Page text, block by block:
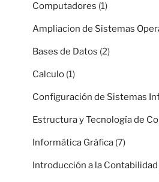
Computadores (1)
Ampliacion de Sistemas
Bases de Datos (2)
Calculo (1)
Configuración de Sistemas
Estructura y Tecnología de
Informática Gráfica (7)
Introducción a la Contabilidad